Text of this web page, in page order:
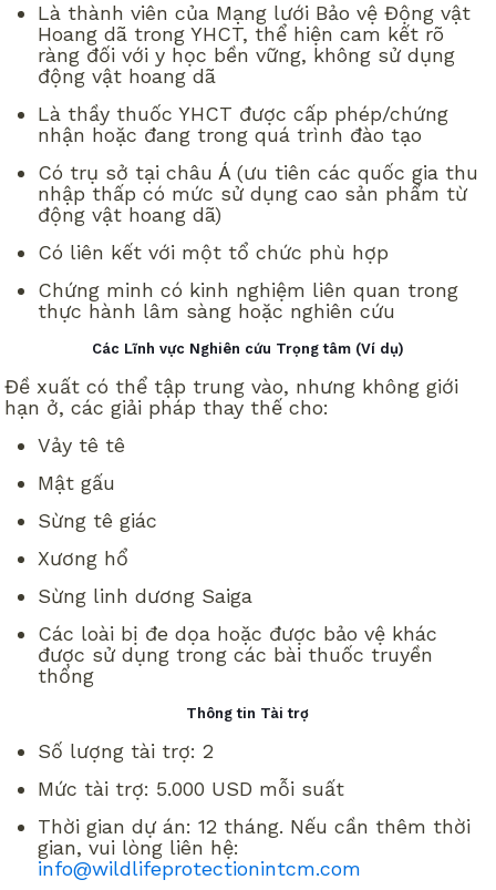
Là thành viên của Mạng lưới Bảo vệ Động vật
Hoang dã trong YHCT, thể hiện cam kết rõ
ràng đối với y học bền vững, không sử dụng
động vật hoang dã
Là thầy thuốc YHCT được cấp phép/chứng
nhận hoặc đang trong quá trình đào tạo
Có trụ sở tại châu Á (ưu tiên các quốc gia thu
nhập thấp có mức sử dụng cao sản phẩm từ
động vật hoang dã)
Có liên kết với một tổ chức phù hợp
Chứng minh có kinh nghiệm liên quan trong
thực hành lâm sàng hoặc nghiên cứu
Các Lĩnh vực Nghiên cứu Trọng tâm (Ví dụ)
Đề xuất có thể tập trung vào, nhưng không giới
hạn ở, các giải pháp thay thế cho:
Vảy tê tê
Mật gấu
Sừng tê giác
Xương hổ
Sừng linh dương Saiga
Các loài bị đe dọa hoặc được bảo vệ khác
được sử dụng trong các bài thuốc truyền
thống
Thông tin Tài trợ
Số lượng tài trợ: 2
Mức tài trợ: 5.000 USD mỗi suất
Thời gian dự án: 12 tháng. Nếu cần thêm thời
gian, vui lòng liên hệ:
info@wildlifeprotectionintcm.com